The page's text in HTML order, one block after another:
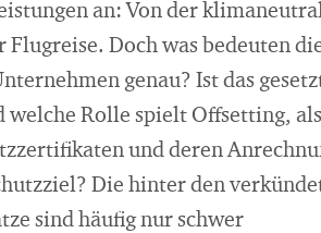
an: Von der
Flugreise. Doch was bedeuten
genau? Ist das
Rolle spielt Offsetting,
und deren
Die hinter den
sind häufig nur schwer